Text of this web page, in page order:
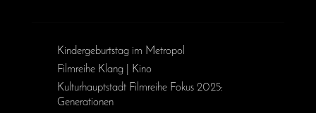
Kinder­geburts­tag im Metropol
Filmreihe Klang | Kino
Kulturhauptstadt Filmreihe Fokus 2025:
Generationen